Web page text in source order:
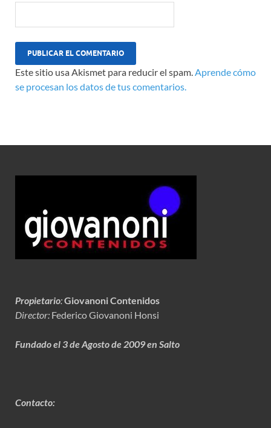
Este sitio usa Akismet para reducir el spam.Aprende cómo
se procesan los datos de tus comentarios.
Propietario:Giovanoni Contenidos
Director: Federico Giovanoni Honsi
Fundado el 3 de Agosto de 2009 en Salto
Contacto: